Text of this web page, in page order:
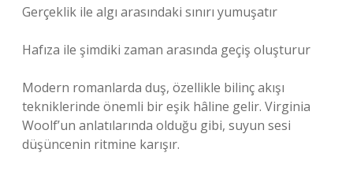
Gerçeklik ile algı arasındaki sınırı yumuşatır
Hafıza ile şimdiki zaman arasında geçiş oluşturur
Modern romanlarda duş, özellikle bilinç akışı
tekniklerinde önemli bir eşik hâline gelir. Virginia
Woolf’un anlatılarında olduğu gibi, suyun sesi
düşüncenin ritmine karışır.